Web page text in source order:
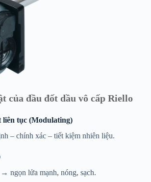
của đầu đốt dầu vô cấp Riello
liên tục (Modulating)
– chính xác – tiết kiệm nhiên liệu.
ngọn lửa mạnh, nóng, sạch.